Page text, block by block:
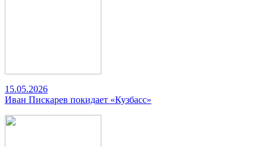
15.05.2026
Иван Пискарев покидает «Кузбасс»